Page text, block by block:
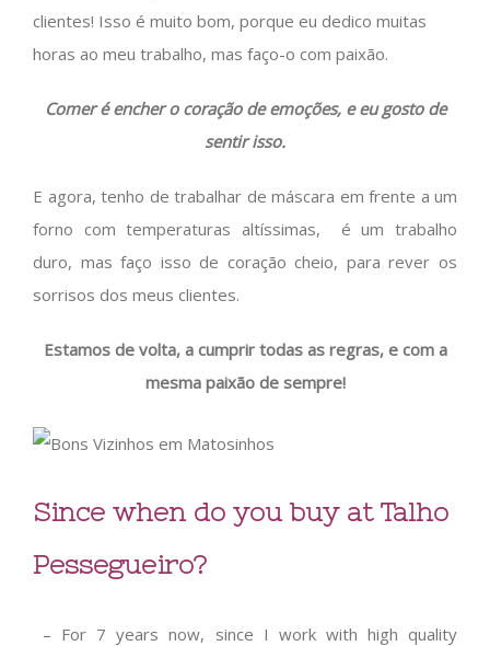
clientes! Isso é muito bom, porque eu dedico muitas
horas ao meu trabalho, mas faço-o com paixão.
Comer é encher o coração de emoções, e eu gosto de
sentir isso.
E agora, tenho de trabalhar de máscara em frente a um
forno com temperaturas altíssimas, é um trabalho
duro, mas faço isso de coração cheio, para rever os
sorrisos dos meus clientes.
Estamos de volta, a cumprir todas as regras, e com a
mesma paixão de sempre!
Since when do you buy at Talho
Pessegueiro?
– For 7 years now, since I work with high quality